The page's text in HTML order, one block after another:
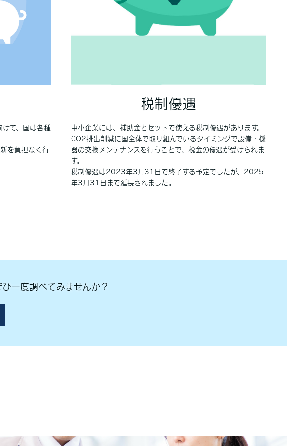
て、国は各種
を負担なく行
税制優遇
中小企業には、補助金とセットで使える税制優遇があります。
CO2排出削減に国全体で取り組んでいるタイミングで設備・機
器の交換メンテナンスを行うことで、税金の優遇が受けられま
す。
税制優遇は2023年3月31日で終了する予定でしたが、2025
年3月31日まで延長されました。
一度調べてみませんか？